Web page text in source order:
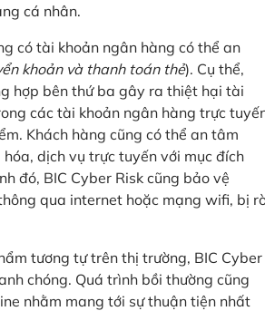
cá nhân.
có tài khoản ngân hàng có thể an
khoản và thanh toán thẻ). Cụ thể,
hợp bên thứ ba gây ra thiệt hại tài
các tài khoản ngân hàng trực
Khách hàng cũng có thể an tâm
dịch vụ trực tuyến với mục đích
đó, BIC Cyber Risk cũng bảo vệ
qua internet hoặc mạng wifi, bị
tương tự trên thị trường, BIC Cyber
chóng. Quá trình bồi thường cũng
nhằm mang tới sự thuận tiện nhất